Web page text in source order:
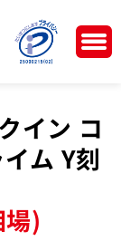
イン コ
ム Y刻
)